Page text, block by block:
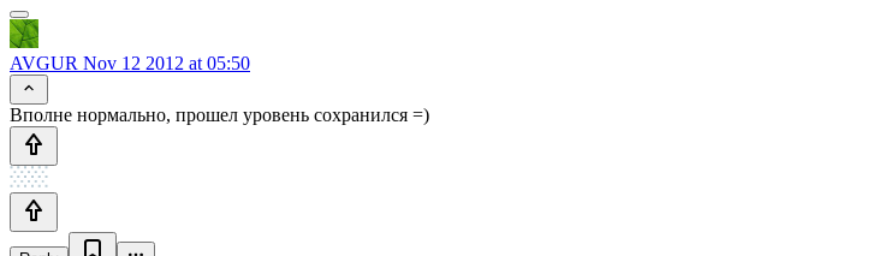
AVGUR Nov 12 2012 at 05:50
Вполне нормально, прошел уровень сохранился =)